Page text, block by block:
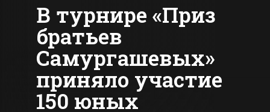
В турнире «Приз
братьев
Самургашевых»
приняло участие
150 юных